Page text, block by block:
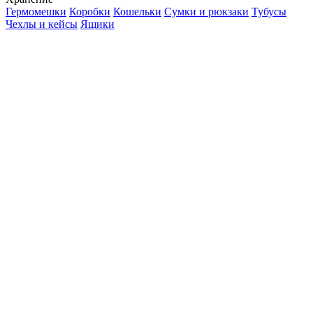
Гермомешки Коробки Кошельки Сумки и рюкзаки Тубусы
Чехлы и кейсы Ящики